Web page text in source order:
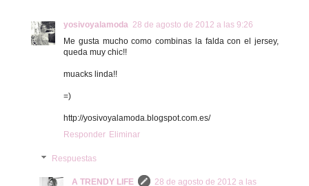
yosivoyalamoda 28 de agosto de 2012 a las 9:26
Me gusta mucho como combinas la falda con el jersey,
queda muy chic!!
muacks linda!!
=)
http://yosivoyalamoda.blogspot.com.es/
Responder Eliminar
Respuestas
A TRENDY LIFE
28 de agosto de 2012 a las